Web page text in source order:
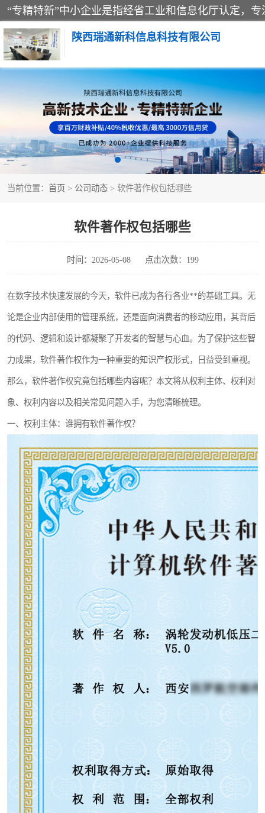
陕西瑞通新科信息科技有限公司
当前位置： 首页 > 公司动态 > 软件著作权包括哪些
软件著作权包括哪些
时间：2026-05-08 点击次数：199
在数字技术快速发展的今天，软件已成为各行各业**的基础工具。无
论是企业内部使用的管理系统，还是面向消费者的移动应用，其背后
的代码、逻辑和设计都凝聚了开发者的智慧与心血。为了保护这些智
力成果，软件著作权作为一种重要的知识产权形式，日益受到重视。
那么，软件著作权究竟包括哪些内容呢？本文将从权利主体、权利对
象、权利内容以及相关常见问题入手，为您清晰梳理。
一、权利主体：谁拥有软件著作权？